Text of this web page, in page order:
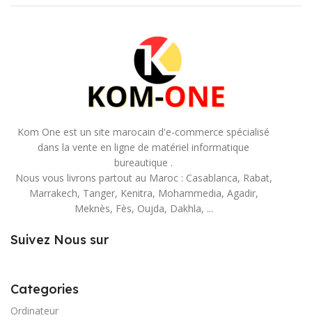
Kom One est un site marocain d'e-commerce spécialisé
dans la vente en ligne de matériel informatique
bureautique .
Nous vous livrons partout au Maroc : Casablanca, Rabat,
Marrakech, Tanger, Kenitra, Mohammedia, Agadir,
Meknès, Fès, Oujda, Dakhla, ...
Suivez Nous sur
Categories
Ordinateur